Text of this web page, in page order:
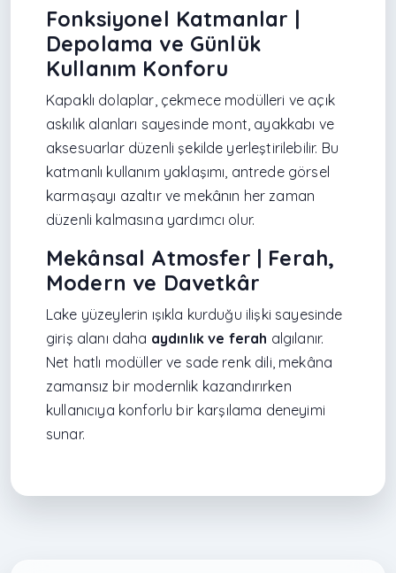
Fonksiyonel Katmanlar |
Depolama ve Günlük
Kullanım Konforu
Kapaklı dolaplar, çekmece modülleri ve açık
askılık alanları sayesinde mont, ayakkabı ve
aksesuarlar düzenli şekilde yerleştirilebilir. Bu
katmanlı kullanım yaklaşımı, antrede görsel
karmaşayı azaltır ve mekânın her zaman
düzenli kalmasına yardımcı olur.
Mekânsal Atmosfer | Ferah,
Modern ve Davetkâr
Lake yüzeylerin ışıkla kurduğu ilişki sayesinde
giriş alanı daha aydınlık ve ferah algılanır.
Net hatlı modüller ve sade renk dili, mekâna
zamansız bir modernlik kazandırırken
kullanıcıya konforlu bir karşılama deneyimi
sunar.